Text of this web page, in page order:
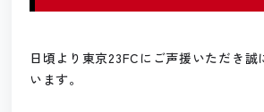
日頃より東京23FCにご声援いただき誠
います。